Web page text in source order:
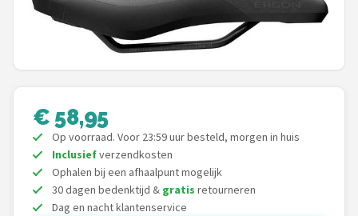
Kinderfietsen
Mountainbikes
Shop
POPULAIRE MERKEN
€ 58,95
Op voorraad. Voor 23:59 uur besteld, morgen in huis
Inclusiefverzendkosten
Ophalen bij een afhaalpunt mogelijk
30 dagen bedenktijd & gratis retourneren
Dag en nacht klantenservice